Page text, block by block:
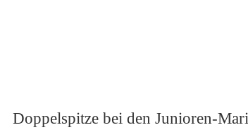
Doppelspitze bei den Junioren-